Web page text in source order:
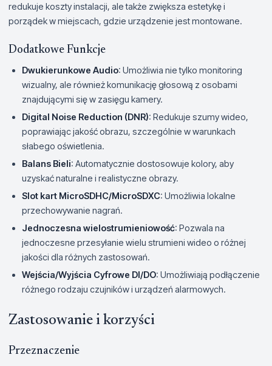
redukuje koszty instalacji, ale także zwiększa estetykę i
porządek w miejscach, gdzie urządzenie jest montowane.
Dodatkowe Funkcje
Dwukierunkowe Audio: Umożliwia nie tylko monitoring
wizualny, ale również komunikację głosową z osobami
znajdującymi się w zasięgu kamery.
Digital Noise Reduction (DNR): Redukuje szumy wideo,
poprawiając jakość obrazu, szczególnie w warunkach
słabego oświetlenia.
Balans Bieli: Automatycznie dostosowuje kolory, aby
uzyskać naturalne i realistyczne obrazy.
Slot kart MicroSDHC/MicroSDXC: Umożliwia lokalne
przechowywanie nagrań.
Jednoczesna wielostrumieniowość: Pozwala na
jednoczesne przesyłanie wielu strumieni wideo o różnej
jakości dla różnych zastosowań.
Wejścia/Wyjścia Cyfrowe DI/DO: Umożliwiają podłączenie
różnego rodzaju czujników i urządzeń alarmowych.
Zastosowanie i korzyści
Przeznaczenie